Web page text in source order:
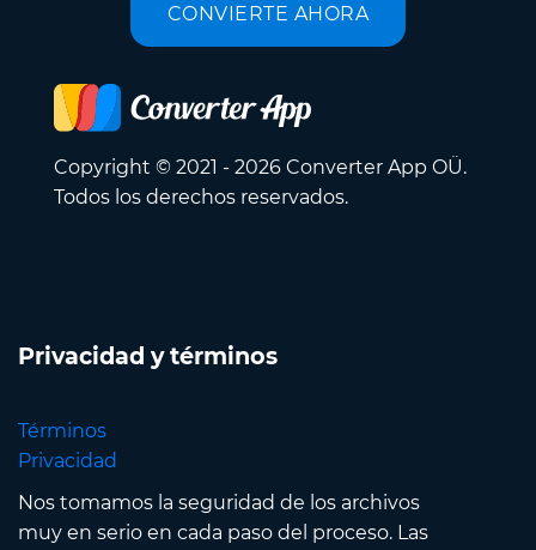
CONVIERTE AHORA
Copyright © 2021 - 2026 Converter App OÜ.
Todos los derechos reservados.
Privacidad y términos
Términos
Privacidad
Nos tomamos la seguridad de los archivos
muy en serio en cada paso del proceso. Las